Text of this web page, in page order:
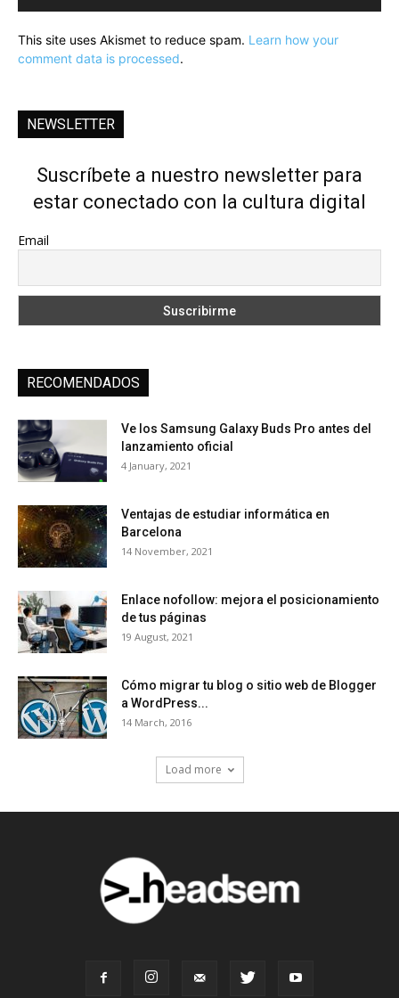
This site uses Akismet to reduce spam. Learn how your
comment data is processed.
NEWSLETTER
Suscríbete a nuestro newsletter para
estar conectado con la cultura digital
Email
RECOMENDADOS
Ve los Samsung Galaxy Buds Pro antes del
lanzamiento oficial
4 January, 2021
Ventajas de estudiar informática en
Barcelona
14 November, 2021
Enlace nofollow: mejora el posicionamiento
de tus páginas
19 August, 2021
Cómo migrar tu blog o sitio web de Blogger
a WordPress...
14 March, 2016
Load more